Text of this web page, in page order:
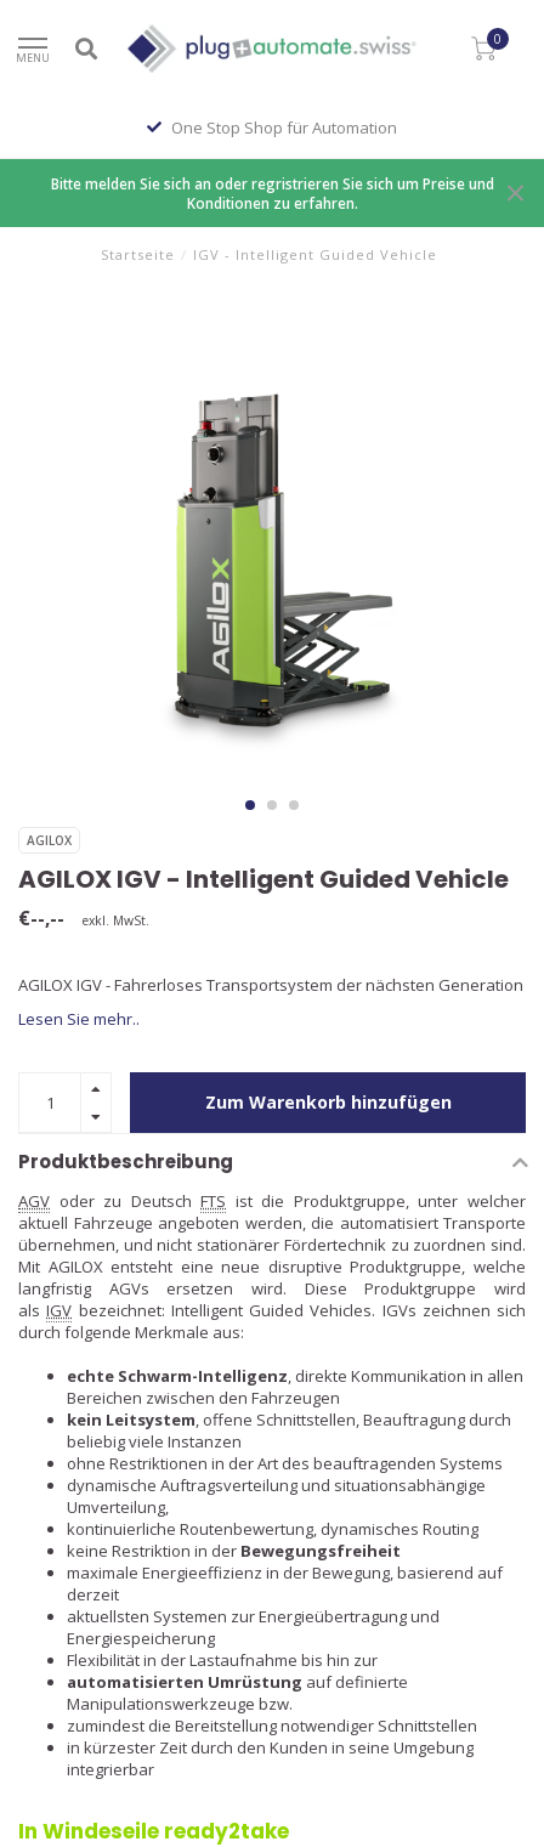
MENU
0
One Stop Shop für Automation
Bitte melden Sie sich an oder regristrieren Sie sich um Preise und
Konditionen zu erfahren.
Startseite / IGV - Intelligent Guided Vehicle
AGILOX
AGILOX IGV - Intelligent Guided Vehicle
€--,-- exkl. MwSt.
AGILOX IGV - Fahrerloses Transportsystem der nächsten Generation
Lesen Sie mehr..
Zum Warenkorb hinzufügen
Produktbeschreibung
AGV oder zu DeutschFTS ist die Produktgruppe, unter welcher
aktuell Fahrzeuge angeboten werden, die automatisiert Transporte
übernehmen, und nicht stationärer Fördertechnik zu zuordnen sind.
Mit AGILOX entsteht eine neue disruptive Produktgruppe, welche
langfristig AGVs ersetzen wird. Diese Produktgruppe wird
alsIGV bezeichnet: Intelligent Guided Vehicles. IGVs zeichnen sich
durch folgende Merkmale aus:
echte Schwarm-Intelligenz, direkte Kommunikation in allen
Bereichen zwischen den Fahrzeugen
kein Leitsystem, offene Schnittstellen, Beauftragung durch
beliebig viele Instanzen
ohne Restriktionen in der Art des beauftragenden Systems
dynamische Auftragsverteilung und situationsabhängige
Umverteilung,
kontinuierliche Routenbewertung, dynamisches Routing
keine Restriktion in der Bewegungsfreiheit
maximale Energieeffizienz in der Bewegung, basierend auf
derzeit
aktuellsten Systemen zur Energieübertragung und
Energiespeicherung
Flexibilität in der Lastaufnahme bis hin zur
automatisierten Umrüstung auf definierte
Manipulationswerkzeuge bzw.
zumindest die Bereitstellung notwendiger Schnittstellen
in kürzester Zeit durch den Kunden in seine Umgebung
integrierbar
In Windeseile ready2take